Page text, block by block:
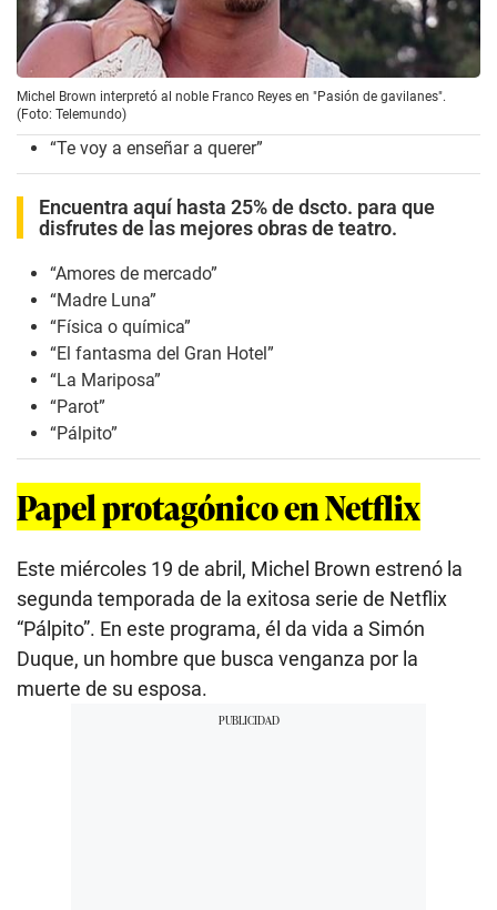
Michel Brown interpretó al noble Franco Reyes en "Pasión de gavilanes".
(Foto: Telemundo)
“Te voy a enseñar a querer”
Encuentra aquí hasta 25% de dscto. para que
disfrutes de las mejores obras de teatro.
“Amores de mercado”
“Madre Luna”
“Física o química”
“El fantasma del Gran Hotel”
“La Mariposa”
“Parot”
“Pálpito”
Papel protagónico en Netflix
Este miércoles 19 de abril, Michel Brown estrenó la
segunda temporada de la exitosa serie de Netflix
“Pálpito”. En este programa, él da vida a Simón
Duque, un hombre que busca venganza por la
muerte de su esposa.